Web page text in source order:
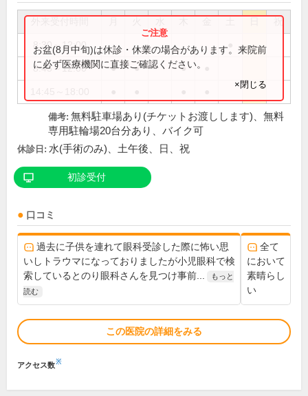
祝
8:30～12:00
8:45～12:00 ● ● ●
お盆(8月中旬)は休診・休業の場合があります。来院前
に必ず医療機関に直接ご確認ください。
×閉じる
備考: 無料駐車場あり(チケットお渡しします)、無料
専用駐輪場20台分あり、バイク可
休診日: 水(手術のみ)、土午後、日、祝
初診受付
口コミ
過去に子供を連れて眼科受診した際に怖い思
いしトラウマになっておりましたが小児眼科で検
索しているとのり眼科さんを見つけ事前...
もっと
読む
全て
において
素晴らし
い
この医院の詳細をみる
アクセス数※